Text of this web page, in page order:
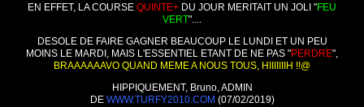
EN EFFET, LA COURSE QUINTE+ DU JOUR MERITAIT UN JOLI "FEU
VERT"....
DESOLE DE FAIRE GAGNER BEAUCOUP LE LUNDI ET UN PEU
MOINS LE MARDI, MAIS L'ESSENTIEL ETANT DE NE PAS "PERDRE",
BRAAAAAAVO QUAND MEME A NOUS TOUS, HIIIIIIIH !!@
HIPPIQUEMENT, Bruno, ADMIN
DE WWW.TURFY2010.COM (07/02/2019)